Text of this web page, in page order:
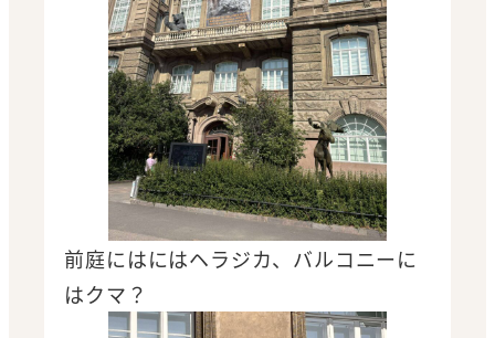
前庭にはにはヘラジカ、バルコニーに
はクマ？